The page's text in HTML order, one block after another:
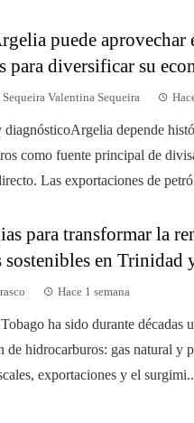
puede aprovechar
para diversificar su
Valentina Sequeira
depende
como fuente principal de
Las exportaciones de
para transformar la
sostenibles en Trinidad
Hace 1 semana
ha sido durante décadas
de hidrocarburos: gas natural y
exportaciones y el